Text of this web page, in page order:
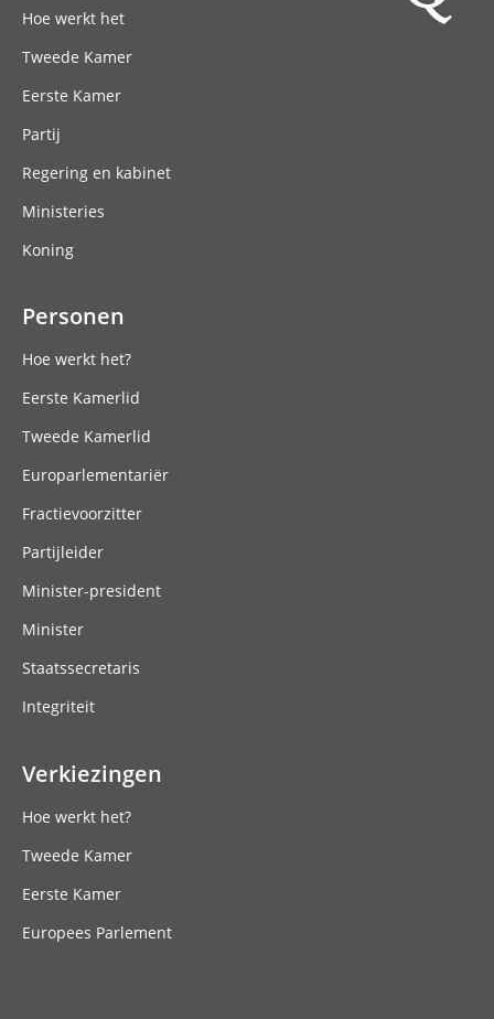
Hoe werkt het
Tweede Kamer
Eerste Kamer
Partij
Regering en kabinet
Ministeries
Koning
Personen
Hoe werkt het?
Eerste Kamerlid
Tweede Kamerlid
Europarlementariër
Fractievoorzitter
Partijleider
Minister-president
Minister
Staatssecretaris
Integriteit
Verkiezingen
Hoe werkt het?
Tweede Kamer
Eerste Kamer
Europees Parlement